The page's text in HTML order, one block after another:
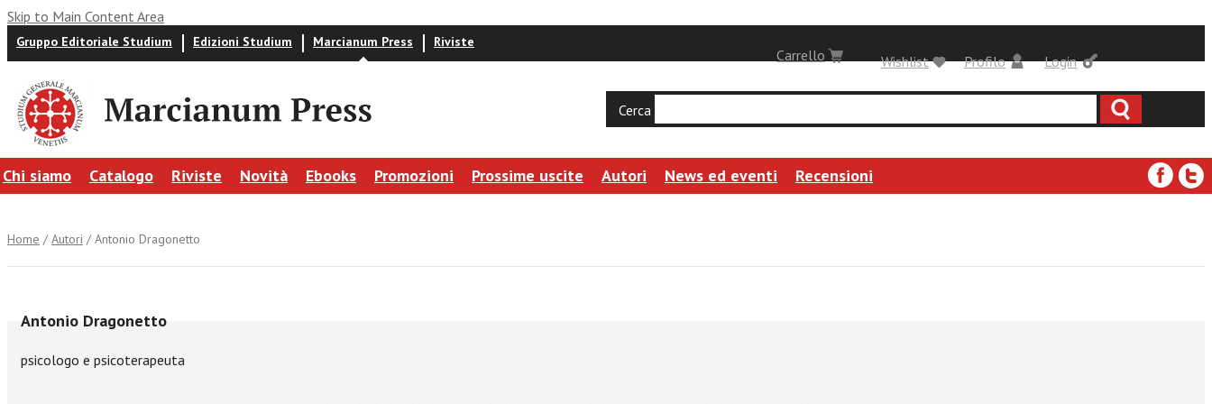
Skip to Main Content Area
Gruppo Editoriale Studium Edizioni Studium Marcianum Press Riviste
Login
Carrello Profilo
Wishlist
Cerca
Chi siamo Catalogo Riviste Novità Ebooks Promozioni Prossime uscite Autori News ed eventi Recensioni
Home /Autori / Antonio Dragonetto
Antonio Dragonetto
psicologo e psicoterapeuta